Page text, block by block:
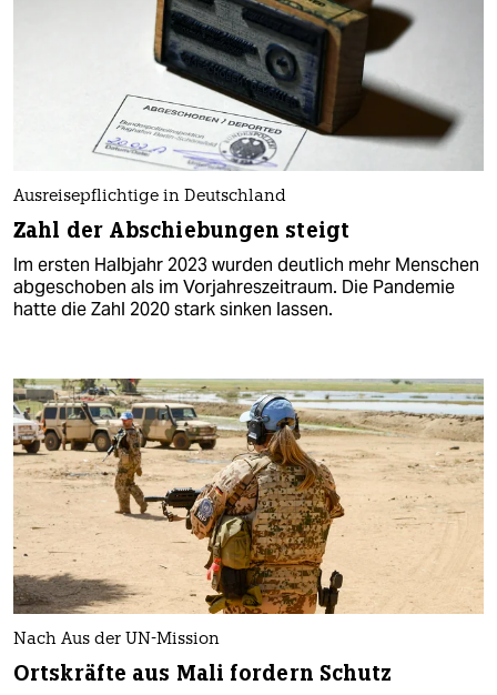
Ausreisepflichtige in Deutschland
Zahl der Abschiebungen steigt
Im ersten Halbjahr 2023 wurden deutlich mehr Menschen
abgeschoben als im Vorjahreszeitraum. Die Pandemie
hatte die Zahl 2020 stark sinken lassen.
Nach Aus der UN-Mission
Ortskräfte aus Mali fordern Schutz